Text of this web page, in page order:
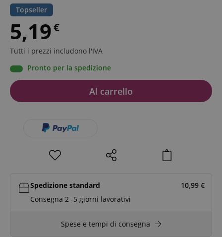
Topseller
5,19€
Tutti i prezzi includono l'IVA
Pronto per la spedizione
Al carrello
Spedizione standard 10,99 €
Consegna 2 -5 giorni lavorativi
Spese e tempi di consegna